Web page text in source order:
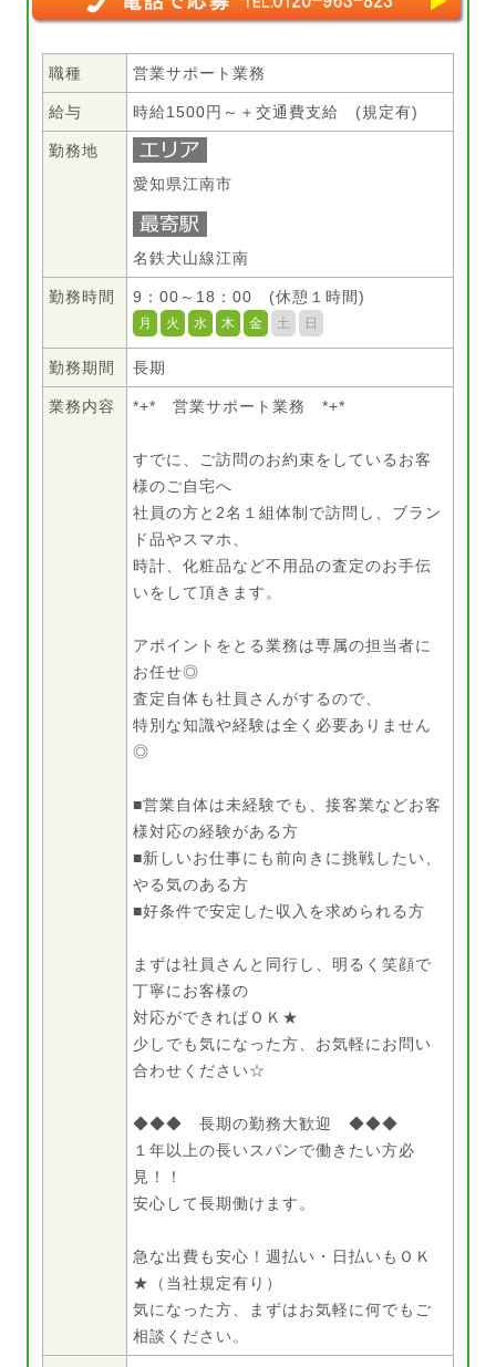
職種 営業サポート業務
給与 時給1500円～＋交通費支給 (規定有)
勤務地
愛知県江南市
名鉄犬山線江南
勤務時間 9：00～18：00 (休憩１時間)
月 火 水 木 金 土 日
勤務期間 長期
業務内容 *+* 営業サポート業務 *+*
すでに、ご訪問のお約束をしているお客
様のご自宅へ
社員の方と2名１組体制で訪問し、ブラン
ド品やスマホ、
時計、化粧品など不用品の査定のお手伝
いをして頂きます。
アポイントをとる業務は専属の担当者に
お任せ◎
査定自体も社員さんがするので、
特別な知識や経験は全く必要ありません
◎
■営業自体は未経験でも、接客業などお客
様対応の経験がある方
■新しいお仕事にも前向きに挑戦したい、
やる気のある方
■好条件で安定した収入を求められる方
まずは社員さんと同行し、明るく笑顔で
丁寧にお客様の
対応ができればＯＫ★
少しでも気になった方、お気軽にお問い
合わせください☆
◆◆◆ 長期の勤務大歓迎 ◆◆◆
１年以上の長いスパンで働きたい方必
見！！
安心して長期働けます。
急な出費も安心！週払い・日払いもＯＫ
★（当社規定有り）
気になった方、まずはお気軽に何でもご
相談ください。